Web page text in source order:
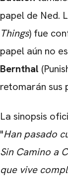
papel de Ned.
Things) fue
papel aún no
Bernthal
retomarán sus
La sinopsis
"Han pasado
Sin Camino a
que vive